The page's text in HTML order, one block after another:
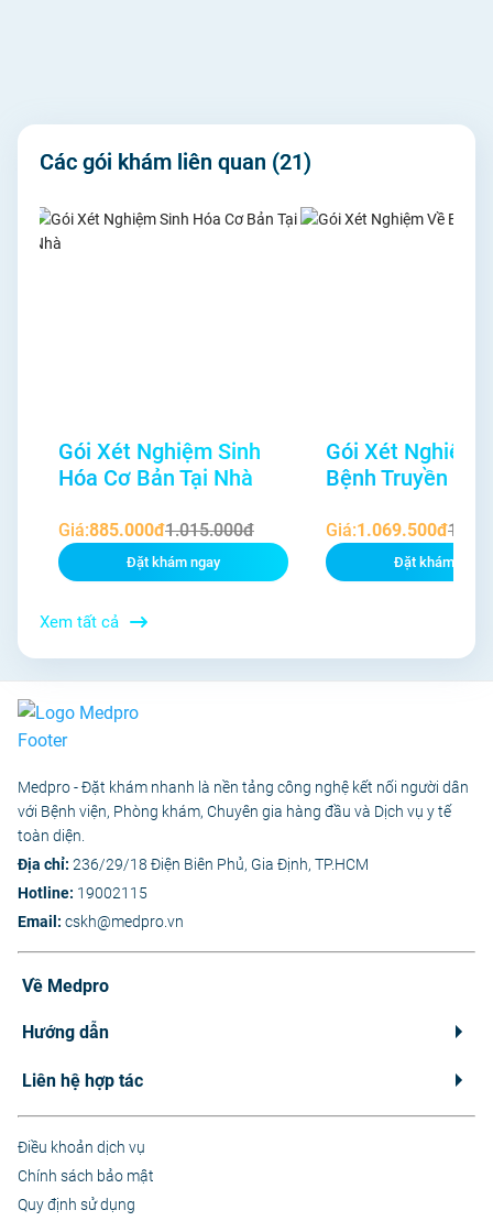
Các gói khám liên quan (21)
Gói Xét Nghiệm Sinh
Hóa Cơ Bản Tại Nhà
Giá:885.000đ1.015.000đ
Đặt khám ngay
Gói Xét Nghiệm
Bệnh Truyền
Giá:1.069.500đ
Đặt khám ngay
Xem tất cả
Medpro - Đặt khám nhanh là nền tảng công nghệ kết nối người dân
với Bệnh viện, Phòng khám, Chuyên gia hàng đầu và Dịch vụ y tế
toàn diện.
Địa chỉ: 236/29/18 Điện Biên Phủ, Gia Định, TP.HCM
Hotline: 19002115
Email: cskh@medpro.vn
Về Medpro
Hướng dẫn
Liên hệ hợp tác
Điều khoản dịch vụ
Chính sách bảo mật
Quy định sử dụng